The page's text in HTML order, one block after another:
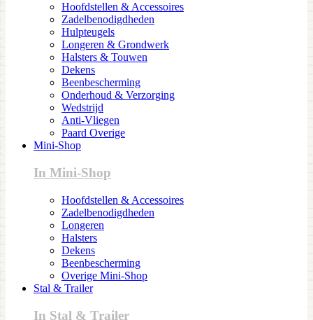
Hoofdstellen & Accessoires
Zadelbenodigdheden
Hulpteugels
Longeren & Grondwerk
Halsters & Touwen
Dekens
Beenbescherming
Onderhoud & Verzorging
Wedstrijd
Anti-Vliegen
Paard Overige
Mini-Shop
In Mini-Shop
Hoofdstellen & Accessoires
Zadelbenodigdheden
Longeren
Halsters
Dekens
Beenbescherming
Overige Mini-Shop
Stal & Trailer
In Stal & Trailer